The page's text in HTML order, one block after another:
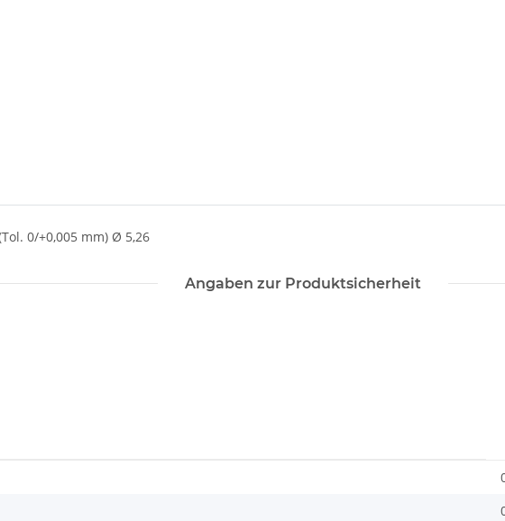
0/+0,005 mm) Ø 5,26
Angaben zur Produktsicherheit